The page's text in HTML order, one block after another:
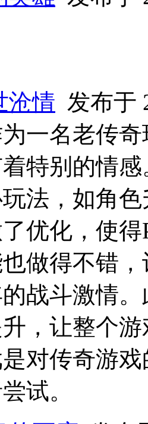
沧情 发布于
一名老传
特别的情
法，如角
优化，使
做得不错
战斗激情
，让整个
对传奇游
试。